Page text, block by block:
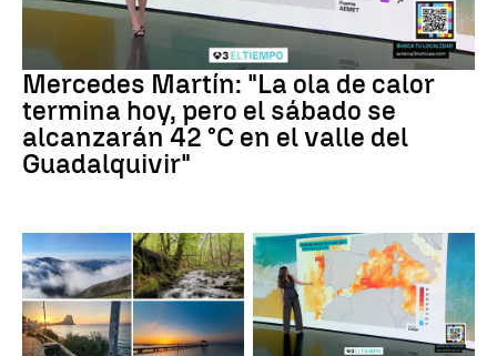
La previsión
Mercedes Martín: "La ola de calor
termina hoy, pero el sábado se
alcanzarán 42 °C en el valle del
Guadalquivir"
Tus imágenes Mares